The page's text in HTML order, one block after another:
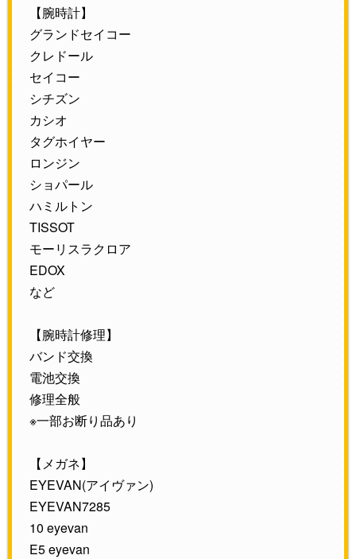
【腕時計】
グランドセイコー
クレドール
セイコー
シチズン
カシオ
タグホイヤー
ロンジン
ショパール
ハミルトン
TISSOT
モーリスラクロア
EDOX
など
【腕時計修理】
バンド交換
電池交換
修理全般
※一部お断り品あり
【メガネ】
EYEVAN(アイヴァン)
EYEVAN7285
10 eyevan
E5 eyevan